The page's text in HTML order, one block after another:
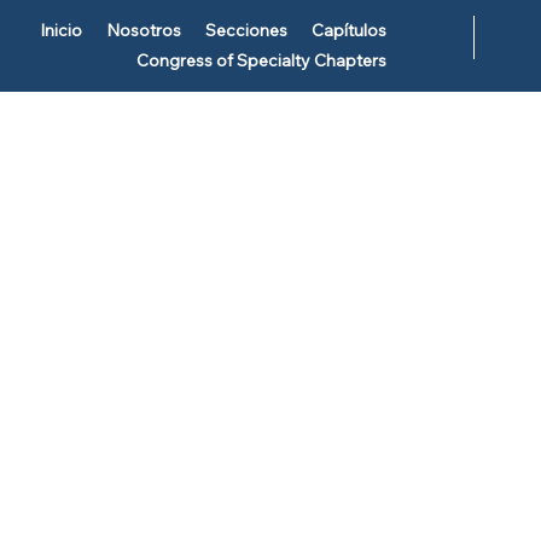
Inicio Nosotros Secciones
Capítulos
Congress of Specialty Chapters